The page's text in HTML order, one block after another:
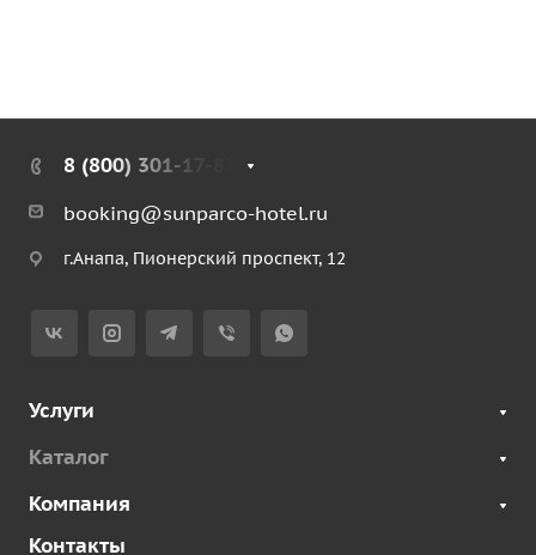
8 (800) 301-17-82
booking@sunparco-hotel.ru
г.Анапа, Пионерский проспект, 12
Услуги
Каталог
Компания
Контакты